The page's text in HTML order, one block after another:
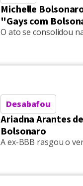
Michelle
"Gays com
O ato se consolidou
Desabafou
Ariadna Arantes
Bolsonaro
A ex-BBB rasgou o